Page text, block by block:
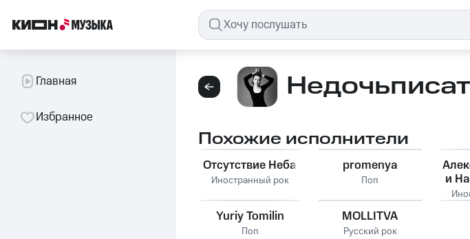
Главная
Избранное
Похожие исполнители
Отсутствие Неба
Иностранный рок
promenya
Поп
и
Yuriy Tomilin
Поп
MOLLITVA
Русский рок